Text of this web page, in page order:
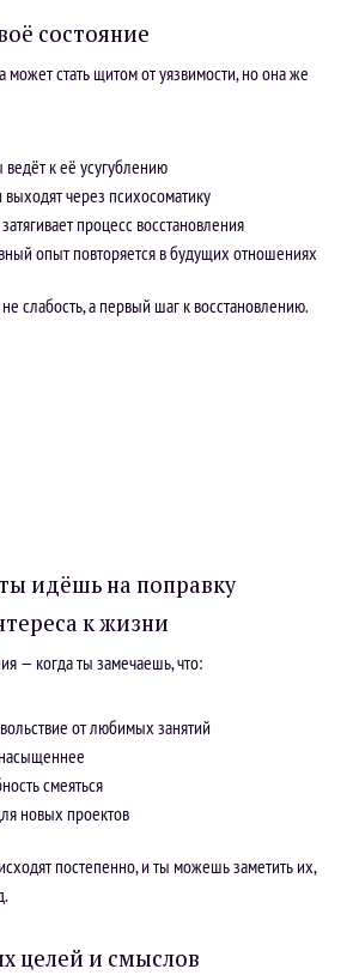
состояние
может стать щитом от уязвимости, но она же
к её усугублению
через психосоматику
процесс восстановления
опыт повторяется в будущих отношениях
слабость, а первый шаг к восстановлению.
идёшь на поправку
к жизни
— когда ты замечаешь, что:
от любимых занятий
смеяться
новых проектов
постепенно, и ты можешь заметить их,
целей и смыслов